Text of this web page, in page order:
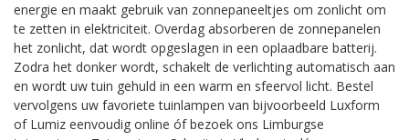
energie en maakt gebruik van zonnepaneeltjes om zonlicht om
te zetten in elektriciteit. Overdag absorberen de zonnepanelen
het zonlicht, dat wordt opgeslagen in een oplaadbare batterij.
Zodra het donker wordt, schakelt de verlichting automatisch aan
en wordt uw tuin gehuld in een warm en sfeervol licht. Bestel
vervolgens uw favoriete tuinlampen van bijvoorbeeld Luxform
of Lumiz eenvoudig online óf bezoek ons Limburgse